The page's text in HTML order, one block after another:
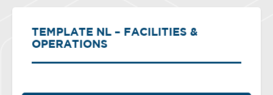
TEMPLATE NL – FACILITIES &
OPERATIONS